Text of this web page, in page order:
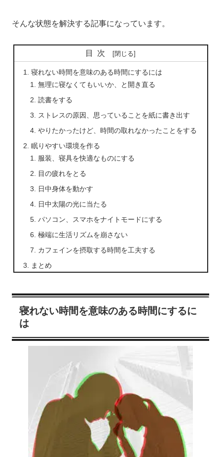
そんな状態を解決する記事になっています。
目次
寝れない時間を意味のある時間にするには
無理に寝なくてもいいか、と開き直る
読書をする
ストレスの原因、思っていることを紙に書き出す
やりたかったけど、時間の取れなかったことをする
眠りやすい環境を作る
服装、寝具を快適なものにする
目の疲れをとる
日中身体を動かす
日中太陽の光に当たる
パソコン、スマホをナイトモードにする
極端に生活リズムを崩さない
カフェインを摂取する時間を工夫する
まとめ
寝れない時間を意味のある時間にするに
は